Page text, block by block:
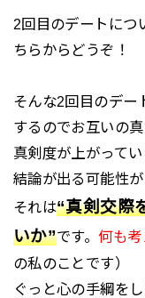
2回目のデートにつ
ちらからどうぞ！
そんな2回目のデー
するのでお互いの真
真剣度が上がって
結論が出る可能性が
それは“真剣交際
いか”です。何も考
の私のことです）
ぐっと心の手綱を